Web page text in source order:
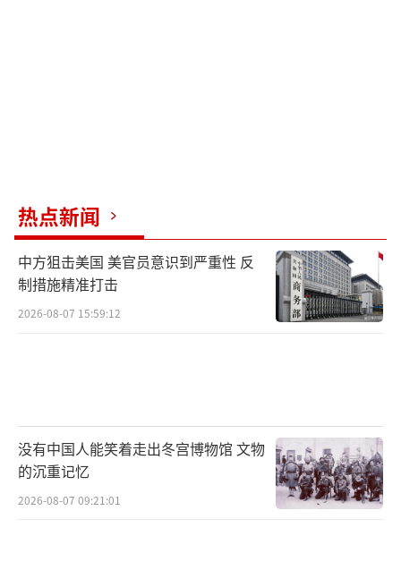
热点新闻
中方狙击美国 美官员意识到严重性 反
制措施精准打击
2026-08-07 15:59:12
没有中国人能笑着走出冬宫博物馆 文物
的沉重记忆
2026-08-07 09:21:01